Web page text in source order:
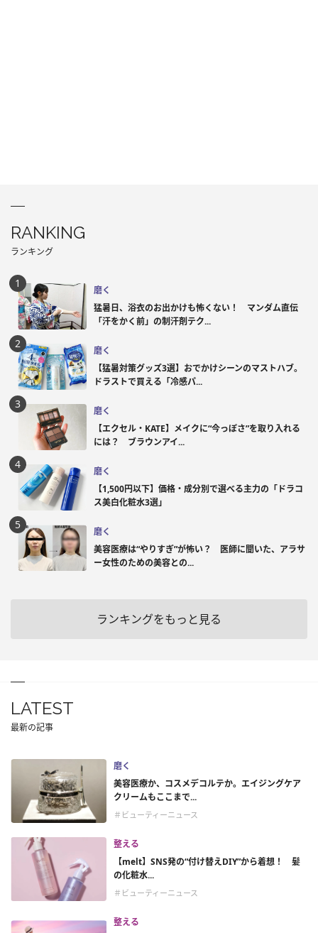
RANKING
ランキング
磨く
猛暑日、浴衣のお出かけも怖くない！ マンダム直伝
「汗をかく前」の制汗剤テク...
磨く
【猛暑対策グッズ3選】おでかけシーンのマストハブ。
ドラストで買える「冷感パ...
磨く
【エクセル・KATE】メイクに“今っぽさ”を取り入れる
には？ ブラウンアイ...
磨く
【1,500円以下】価格・成分別で選べる主力の「ドラコ
ス美白化粧水3選」
磨く
美容医療は“やりすぎ”が怖い？ 医師に聞いた、アラサ
ー女性のための美容との...
ランキングをもっと見る
LATEST
最新の記事
磨く
美容医療か、コスメデコルテか。エイジングケア
クリームもここまで...
＃ビューティーニュース
整える
【melt】SNS発の“付け替えDIY”から着想！ 髪
の化粧水...
＃ビューティーニュース
整える